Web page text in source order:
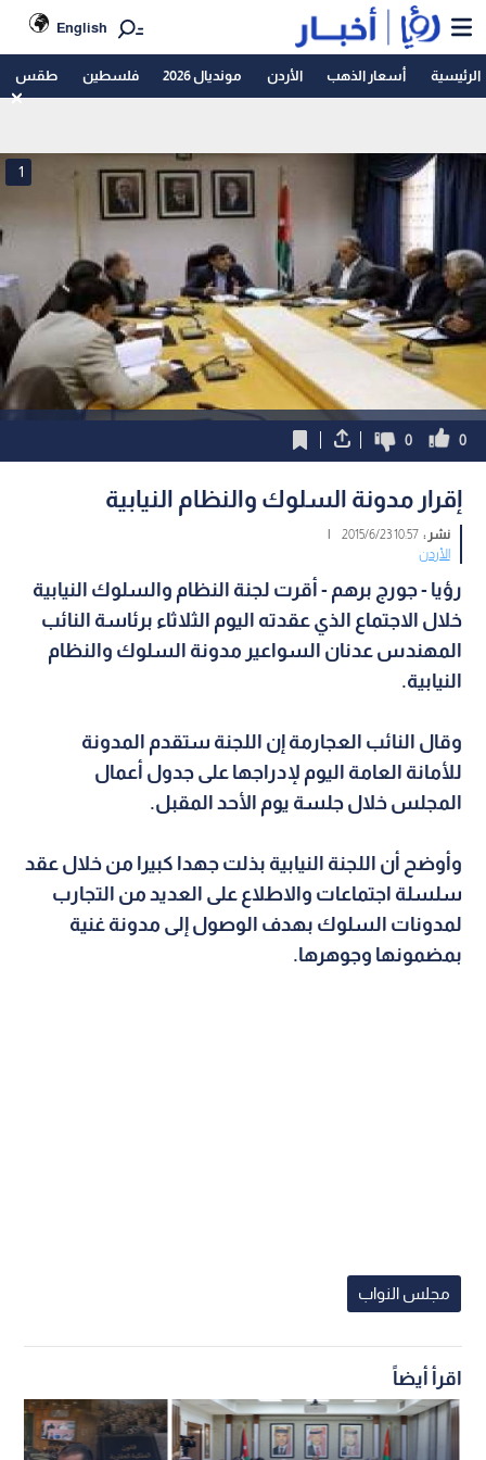
English
الرئيسية أسعار الذهب الأردن مونديال 2026 فلسطين طقس
1
0
0
إقرار مدونة السلوك والنظام النيابية
نشر :10:57 2015/6/23
|
الأردن
رؤيا - جورج برهم - أقرت لجنة النظام والسلوك النيابية
خلال الاجتماع الذي عقدته اليوم الثلاثاء برئاسة النائب
المهندس عدنان السواعير مدونة السلوك والنظام
النيابية.
وقال النائب العجارمة إن اللجنة ستقدم المدونة
للأمانة العامة اليوم لإدراجها على جدول أعمال
المجلس خلال جلسة يوم الأحد المقبل.
وأوضح أن اللجنة النيابية بذلت جهدا كبيرا من خلال عقد
سلسلة اجتماعات والاطلاع على العديد من التجارب
لمدونات السلوك بهدف الوصول إلى مدونة غنية
بمضمونها وجوهرها.
مجلس النواب
اقرأ أيضاً